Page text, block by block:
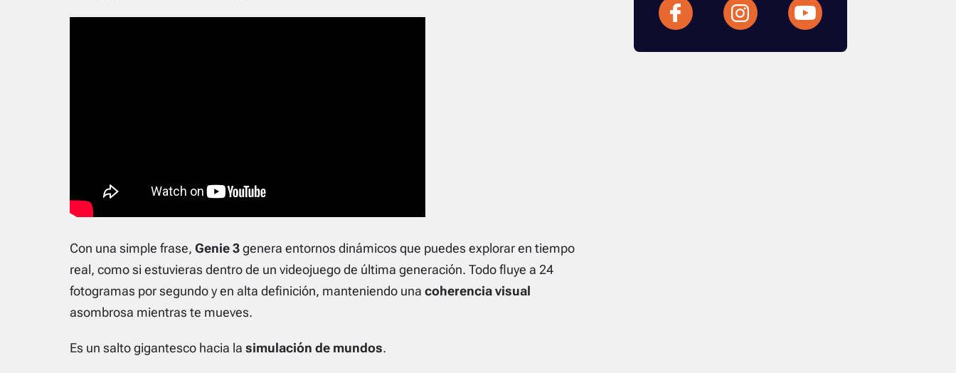
Con una simple frase, Genie 3genera entornos dinámicos que puedes explorar en tiempo
real, como si estuvieras dentro de un videojuego de última generación. Todo fluye a 24
fotogramas por segundo y en alta definición, manteniendo una coherencia visual
asombrosa mientras te mueves.
Es un salto gigantesco hacia la simulación de mundos.